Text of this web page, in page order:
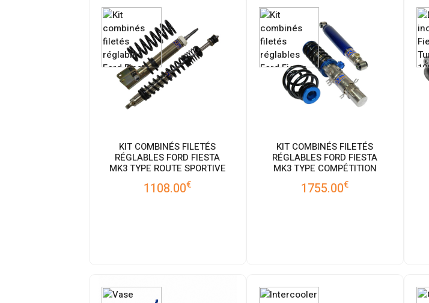
KIT COMBINÉS FILETÉS
RÉGLABLES FORD FIESTA
MK3 TYPE ROUTE SPORTIVE
1108.00€
KIT COMBINÉS FILETÉS
RÉGLABLES FORD FIESTA
MK3 TYPE COMPÉTITION
1755.00€